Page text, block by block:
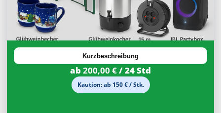
Kurzbeschreibung
ab200,00 €/ 24 Std
Kaution: ab 150 € / Stk.